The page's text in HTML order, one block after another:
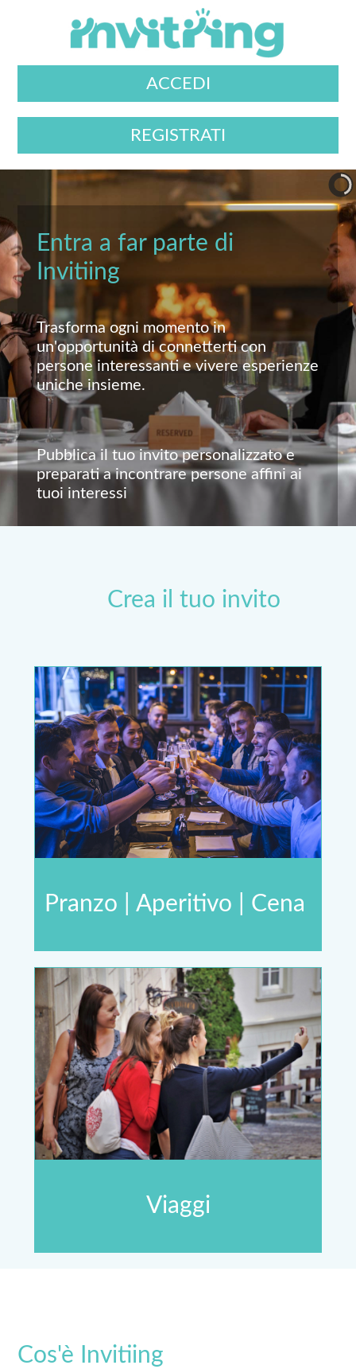
ACCEDI
REGISTRATI
Entra a far parte di
Invitiing
Trasforma ogni momento in
un'opportunità di connetterti con
persone interessanti e vivere esperienze
uniche insieme.
Pubblica il tuo invito personalizzato e
preparati a incontrare persone affini ai
tuoi interessi
Crea il tuo invito
Pranzo | Aperitivo | Cena
Viaggi
Cos'è Invitiing